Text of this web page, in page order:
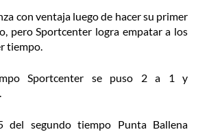
con ventaja luego de hacer su primer
pero Sportcenter logra empatar a los
tiempo.
Sportcenter se puso 2 a 1 y
del segundo tiempo Punta Ballena